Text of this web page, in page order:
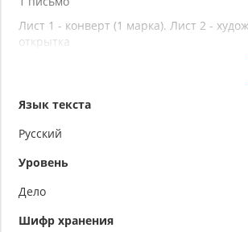
Лист 1 - конверт (1 марка). Лист 2 -
открытка
Язык текста
Русский
Уровень
Дело
Шифр хранения